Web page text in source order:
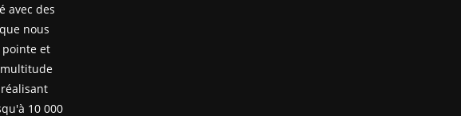
avec des
nous
pointe et
10 000